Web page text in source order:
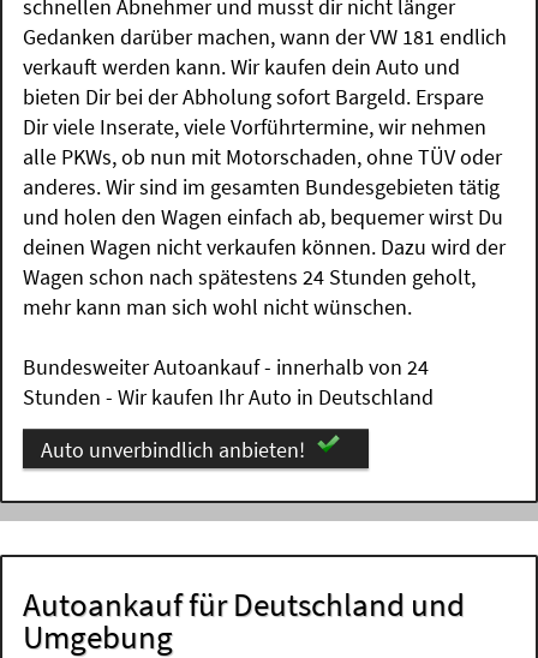
schnellen Abnehmer und musst dir nicht länger
Gedanken darüber machen, wann der VW 181 endlich
verkauft werden kann. Wir kaufen dein Auto und
bieten Dir bei der Abholung sofort Bargeld. Erspare
Dir viele Inserate, viele Vorführtermine, wir nehmen
alle PKWs, ob nun mit Motorschaden, ohne TÜV oder
anderes. Wir sind im gesamten Bundesgebieten tätig
und holen den Wagen einfach ab, bequemer wirst Du
deinen Wagen nicht verkaufen können. Dazu wird der
Wagen schon nach spätestens 24 Stunden geholt,
mehr kann man sich wohl nicht wünschen.
Bundesweiter Autoankauf - innerhalb von 24
Stunden - Wir kaufen Ihr Auto in Deutschland
Auto unverbindlich anbieten!
Autoankauf für Deutschland und
Umgebung